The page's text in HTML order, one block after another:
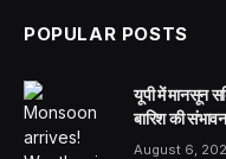
POPULAR POSTS
यूपी में मानसून
बारिश की
August 6,